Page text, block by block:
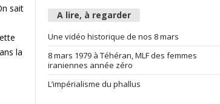
sait
la
A lire, à regarder
Une vidéo historique de nos 8 mars
8 mars 1979 à Téhéran, MLF des femmes
iraniennes année zéro
L’impérialisme du phallus